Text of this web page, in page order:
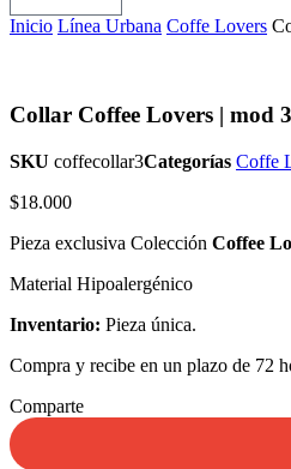
Inicio Línea Urbana Coffe Lovers
Collar Coffee Lovers | mod 3
SKU coffecollar3Categorías Coffe
$18.000
Pieza exclusiva Colección Coffee
Material Hipoalergénico
Inventario: Pieza única.
Compra y recibe en un plazo de 72
Comparte